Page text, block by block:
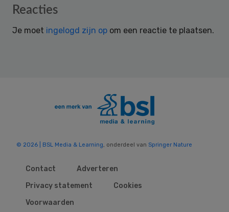
Reader
Reacties
Je moet ingelogd zijn op om een reactie te plaatsen.
© 2026 | BSL Media & Learning , onderdeel van Springer Nature
Contact
Adverteren
Privacy statement
Cookies
Voorwaarden